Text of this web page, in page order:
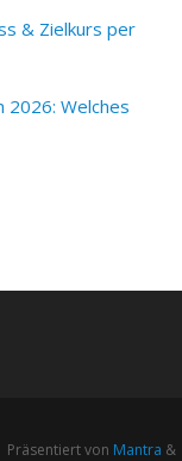
& Zielkurs per
2026: Welches
| Präsentiert von Mantra &